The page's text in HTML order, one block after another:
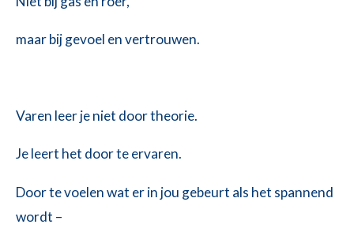
maar bijgevoel en vertrouwen.
Varen leer je niet door theorie.
Je leert het door te ervaren.
Door te voelen wat er in jou gebeurt als het spannend
wordt –